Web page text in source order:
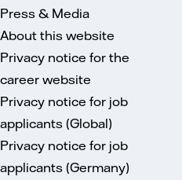
Press & Media
About this website
Privacy notice for the
career website
Privacy notice for job
applicants (Global)
Privacy notice for job
applicants (Germany)